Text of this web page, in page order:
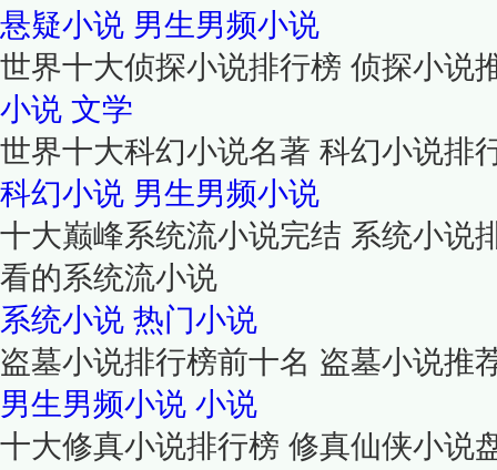
悬疑小说 男生男频小说
世界十大侦探小说排行榜 侦探小说
小说 文学
世界十大科幻小说名著 科幻小说排
科幻小说 男生男频小说
十大巅峰系统流小说完结 系统小说
看的系统流小说
系统小说 热门小说
盗墓小说排行榜前十名 盗墓小说推
男生男频小说 小说
十大修真小说排行榜 修真仙侠小说